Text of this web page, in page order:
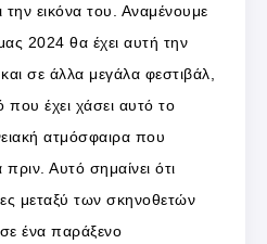
την εικόνα του. Αναμένουμε
2024 θα έχει αυτή την
σε άλλα μεγάλα φεστιβάλ,
έχει χάσει αυτό το
ατμόσφαιρα που
Αυτό σημαίνει ότι
μεταξύ των σκηνοθετών
ένα παράξενο